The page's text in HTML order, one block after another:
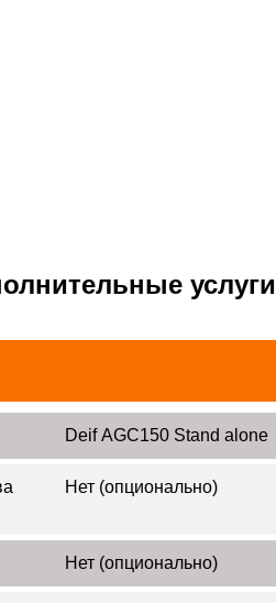
Deif AGC150 Stand alone
Нет (опционально)
Нет (опционально)
услуги